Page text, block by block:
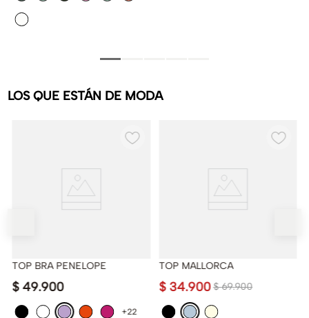
LOS QUE ESTÁN DE MODA
TOP BRA PENELOPE
$ 49.900
+22
TOP MALLORCA
$ 69.900
$ 34.900